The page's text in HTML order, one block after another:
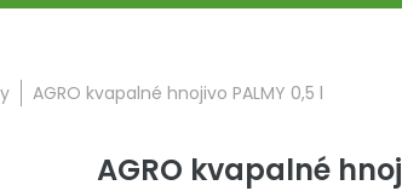
AGRO kvapalné hnojivo PALMY 0,5 l
AGRO kvapalné